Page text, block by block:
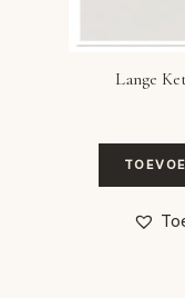
Lange